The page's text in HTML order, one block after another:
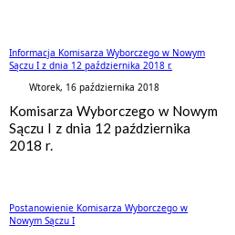
Informacja Komisarza Wyborczego w Nowym
Sączu I z dnia 12 października 2018 r.
Wtorek, 16 października 2018
Komisarza Wyborczego w Nowym
Sączu I z dnia 12 października
2018 r.
Postanowienie Komisarza Wyborczego w
Nowym Sączu I